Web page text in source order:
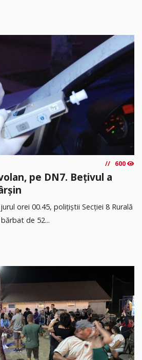
600
pe DN7. Bețivul a
orei 00.45, polițiștii Secției 8 Rurală
de 52...